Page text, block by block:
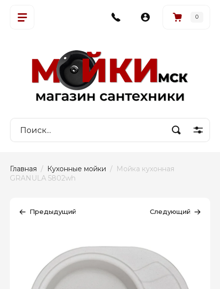
0
Главная / Кухонные мойки /  Мойка кухонная
GRANULA 5802wh
Предыдущий Следующий